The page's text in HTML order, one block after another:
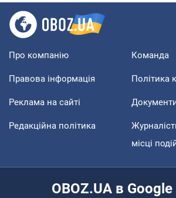
Про компанію Команда
Правова інформація Політика
Реклама на сайті
Редакційна політика
місці
OBOZ.UA в